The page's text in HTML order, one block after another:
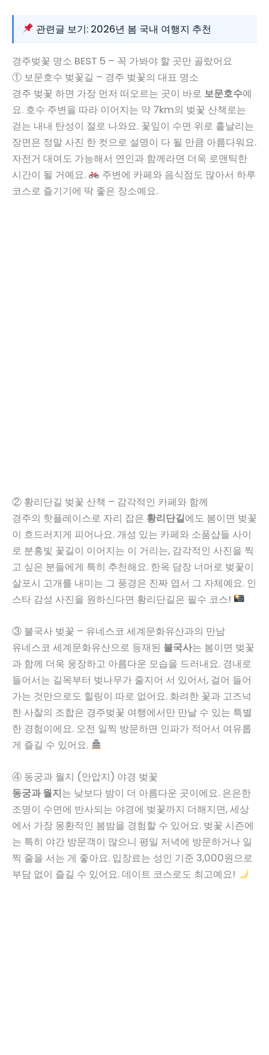
관련글 보기: 2026년 봄 국내 여행지 추천
경주벚꽃 명소 BEST 5 – 꼭 가봐야 할 곳만 골랐어요
① 보문호수 벚꽃길 – 경주 벚꽃의 대표 명소
경주 벚꽃 하면 가장 먼저 떠오르는 곳이 바로 보문호수예
요. 호수 주변을 따라 이어지는 약 7km의 벚꽃 산책로는
걷는 내내 탄성이 절로 나와요. 꽃잎이 수면 위로 흩날리는
장면은 정말 사진 한 컷으로 설명이 다 될 만큼 아름다워요.
자전거 대여도 가능해서 연인과 함께라면 더욱 로맨틱한
시간이 될 거예요.
주변에 카페와 음식점도 많아서 하루
코스로 즐기기에 딱 좋은 장소예요.
② 황리단길 벚꽃 산책 – 감각적인 카페와 함께
경주의 핫플레이스로 자리 잡은 황리단길에도 봄이면 벚꽃
이 흐드러지게 피어나요. 개성 있는 카페와 소품샵들 사이
로 분홍빛 꽃길이 이어지는 이 거리는, 감각적인 사진을 찍
고 싶은 분들에게 특히 추천해요. 한옥 담장 너머로 벚꽃이
살포시 고개를 내미는 그 풍경은 진짜 엽서 그 자체예요. 인
스타 감성 사진을 원하신다면 황리단길은 필수 코스!
③ 불국사 벚꽃 – 유네스코 세계문화유산과의 만남
유네스코 세계문화유산으로 등재된 불국사는 봄이면 벚꽃
과 함께 더욱 웅장하고 아름다운 모습을 드러내요. 경내로
들어서는 길목부터 벚나무가 줄지어 서 있어서, 걸어 들어
가는 것만으로도 힐링이 따로 없어요. 화려한 꽃과 고즈넉
한 사찰의 조합은 경주벚꽃 여행에서만 만날 수 있는 특별
한 경험이에요. 오전 일찍 방문하면 인파가 적어서 여유롭
게 즐길 수 있어요.
④ 동궁과 월지 (안압지) 야경 벚꽃
동궁과 월지는 낮보다 밤이 더 아름다운 곳이에요. 은은한
조명이 수면에 반사되는 야경에 벚꽃까지 더해지면, 세상
에서 가장 몽환적인 봄밤을 경험할 수 있어요. 벚꽃 시즌에
는 특히 야간 방문객이 많으니 평일 저녁에 방문하거나 일
찍 줄을 서는 게 좋아요. 입장료는 성인 기준 3,000원으로
부담 없이 즐길 수 있어요. 데이트 코스로도 최고예요!